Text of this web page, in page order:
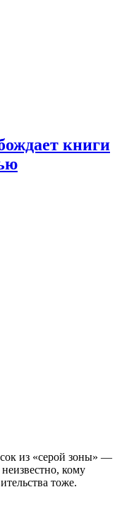
книги
из «серой зоны» —
кому
тоже.